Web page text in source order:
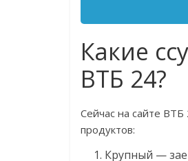
Какие
ВТБ 24?
Сейчас на сайте
продуктов:
Крупный —